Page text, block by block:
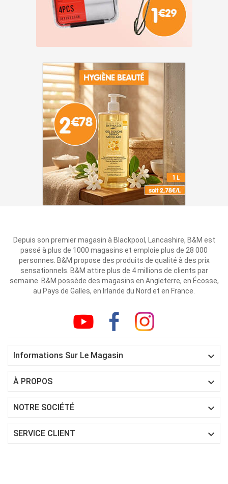
Depuis son premier magasin à Blackpool, Lancashire, B&M est
passé à plus de 1000 magasins et emploie plus de 28 000
personnes. B&M propose des produits de qualité à des prix
sensationnels. B&M attire plus de 4 millions de clients par
semaine. B&M possède des magasins en Angleterre, en Écosse,
au Pays de Galles, en Irlande du Nord et en France.
Informations Sur Le Magasin 
À PROPOS 
NOTRE SOCIÉTÉ 
SERVICE CLIENT 